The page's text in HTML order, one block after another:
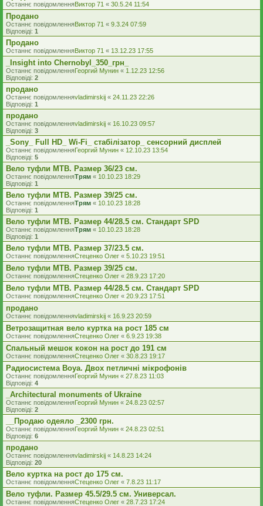
Останнє повідомленняВиктор 71 « 30.5.24 11:54
Продано
Останнє повідомленняВиктор 71 « 9.3.24 07:59
Відповіді: 1
Продано
Останнє повідомленняВиктор 71 « 13.12.23 17:55
_Insight into Chernobyl_350_грн_
Останнє повідомленняГеоргий Мунин « 1.12.23 12:56
Відповіді: 2
продано
Останнє повідомленняvladimirskij « 24.11.23 22:26
Відповіді: 1
продано
Останнє повідомленняvladimirskij « 16.10.23 09:57
Відповіді: 3
_Sony_ Full HD_ Wi-Fi_ стабілізатор_ сенсорний дисплей
Останнє повідомленняГеоргий Мунин « 12.10.23 13:54
Відповіді: 5
Вело туфли МТВ. Размер 36/23 см.
Останнє повідомленняТрям « 10.10.23 18:29
Відповіді: 1
Вело туфли МТВ. Размер 39/25 см.
Останнє повідомленняТрям « 10.10.23 18:28
Відповіді: 1
Вело туфли МТВ. Размер 44/28.5 см. Стандарт SPD
Останнє повідомленняТрям « 10.10.23 18:28
Відповіді: 1
Вело туфли МТВ. Размер 37/23.5 см.
Останнє повідомленняСтеценко Олег « 5.10.23 19:51
Вело туфли МТВ. Размер 39/25 см.
Останнє повідомленняСтеценко Олег « 28.9.23 17:20
Вело туфли МТВ. Размер 44/28.5 см. Стандарт SPD
Останнє повідомленняСтеценко Олег « 20.9.23 17:51
продано
Останнє повідомленняvladimirskij « 16.9.23 20:59
Ветрозащитная вело куртка на рост 185 см
Останнє повідомленняСтеценко Олег « 6.9.23 19:38
Спальный мешок кокон на рост до 191 см
Останнє повідомленняСтеценко Олег « 30.8.23 19:17
Радиосистема Boya. Двох петличні мікрофонів
Останнє повідомленняГеоргий Мунин « 27.8.23 11:03
Відповіді: 4
_Architectural monuments of Ukraine
Останнє повідомленняГеоргий Мунин « 24.8.23 02:57
Відповіді: 2
__Продаю одеяло _2300 грн.
Останнє повідомленняГеоргий Мунин « 24.8.23 02:51
Відповіді: 6
продано
Останнє повідомленняvladimirskij « 14.8.23 14:24
Відповіді: 20
Вело куртка на рост до 175 см.
Останнє повідомленняСтеценко Олег « 7.8.23 11:17
Вело туфли. Размер 45.5/29.5 см. Универсал.
Останнє повідомленняСтеценко Олег « 28.7.23 17:24